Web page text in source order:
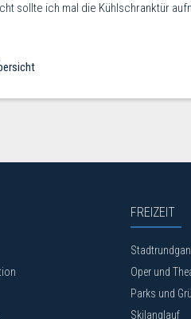
sollte ich mal die Kühlschranktür
FREIZEIT
Oper und
Parks und
Skilanglauf